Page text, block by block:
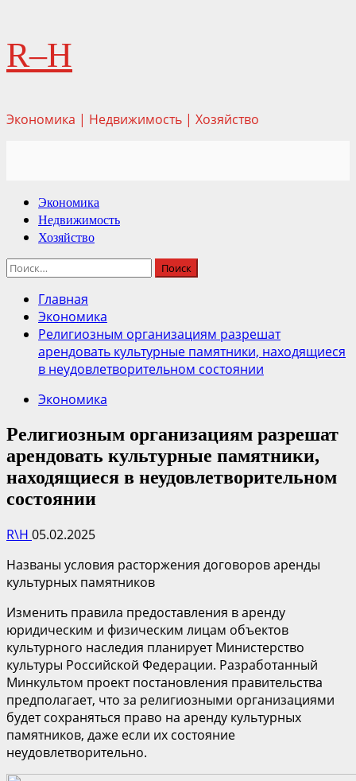
Перейти
содержимому
R–H
Экономика | Недвижимость | Хозяйство
Основное
меню
Экономика
Недвижимость
Хозяйство
Найти:
Главная
Экономика
Религиозным организациям разрешат
арендовать культурные памятники, находящиеся
в неудовлетворительном состоянии
Экономика
Религиозным организациям разрешат
арендовать культурные памятники,
находящиеся в неудовлетворительном
состоянии
R\H 05.02.2025
Названы условия расторжения договоров аренды
культурных памятников
Изменить правила предоставления в аренду
юридическим и физическим лицам объектов
культурного наследия планирует Министерство
культуры Российской Федерации. Разработанный
Минкультом проект постановления правительства
предполагает, что за религиозными организациями
будет сохраняться право на аренду культурных
памятников, даже если их состояние
неудовлетворительно.